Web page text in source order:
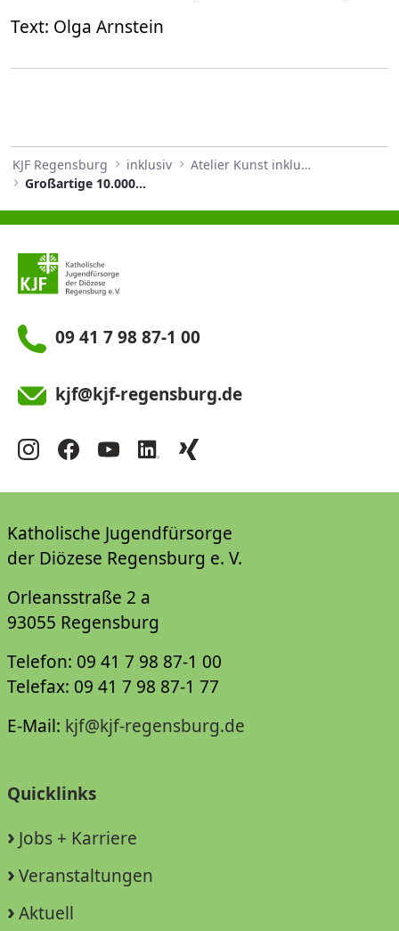
Text: Olga Arnstein
KJF Regensburg inklusiv
Atelier Kunst inklusiv
Großartige 10.000 Euro für das Atelier KUNST INKLUSIV
09 41 7 98 87-1 00
kjf@kjf-regensburg.de
Katholische Jugendfürsorge
der Diözese Regensburg e. V.
Orleansstraße 2 a
93055 Regensburg
Telefon: 09 41 7 98 87-1 00
Telefax: 09 41 7 98 87-1 77
E-Mail: kjf@kjf-regensburg.de
Quicklinks
Jobs + Karriere
Veranstaltungen
Aktuell